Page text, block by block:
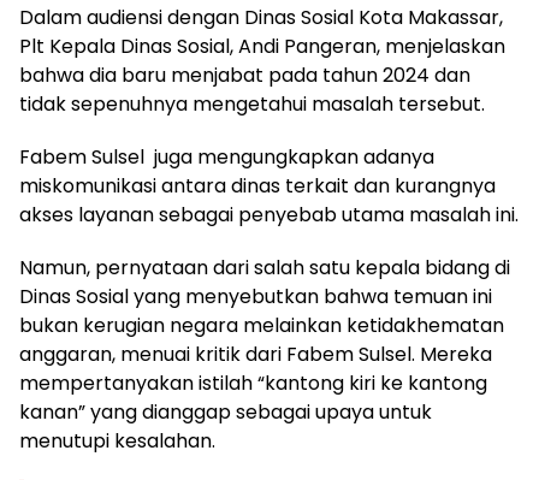
Dalam audiensi dengan Dinas Sosial Kota Makassar,
Plt Kepala Dinas Sosial, Andi Pangeran, menjelaskan
bahwa dia baru menjabat pada tahun 2024 dan
tidak sepenuhnya mengetahui masalah tersebut.
Fabem Sulsel juga mengungkapkan adanya
miskomunikasi antara dinas terkait dan kurangnya
akses layanan sebagai penyebab utama masalah ini.
Namun, pernyataan dari salah satu kepala bidang di
Dinas Sosial yang menyebutkan bahwa temuan ini
bukan kerugian negara melainkan ketidakhematan
anggaran, menuai kritik dari Fabem Sulsel. Mereka
mempertanyakan istilah “kantong kiri ke kantong
kanan” yang dianggap sebagai upaya untuk
menutupi kesalahan.